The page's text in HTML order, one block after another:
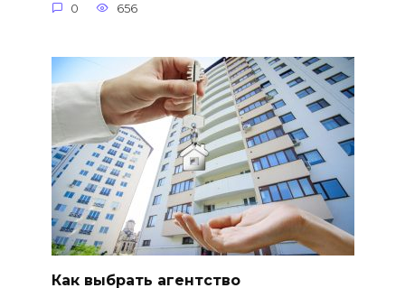
0 656
Как выбрать агентство